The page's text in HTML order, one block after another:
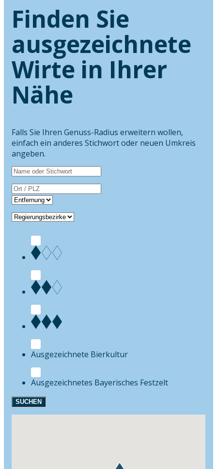
Finden Sie
ausgezeichnete
Wirte in Ihrer
Nähe
Falls Sie Ihren Genuss-Radius erweitern wollen,
einfach ein anderes Stichwort oder neuen Umkreis
angeben.
Bierkultur
Festzelt
SUCHEN